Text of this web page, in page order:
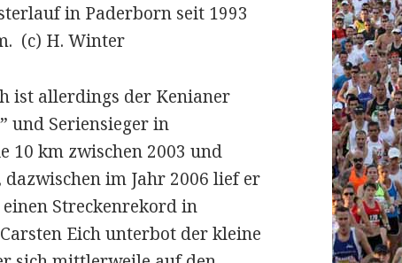
in Paderborn seit 1993
(c) H. Winter
ist allerdings der Kenianer
und Seriensieger in
10 km zwischen 2003 und
dazwischen im Jahr 2006 lief er
Streckenrekord in
Eich unterbot der kleine